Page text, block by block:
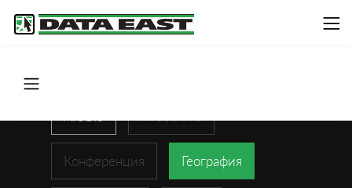
Конференция География